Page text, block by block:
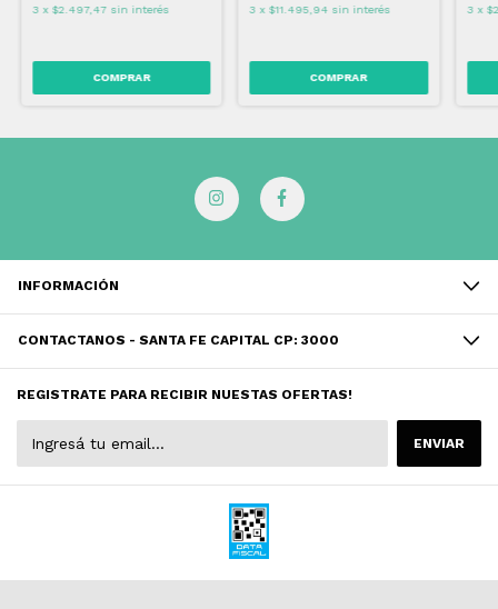
3 x $2.497,47 sin interés 3 x $11.495,94 sin interés 3 x
INFORMACIÓN
CONTACTANOS - SANTA FE CAPITAL CP: 3000
REGISTRATE PARA RECIBIR NUESTAS OFERTAS!